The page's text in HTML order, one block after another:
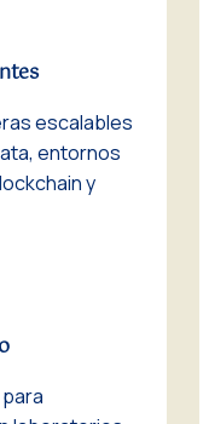
escalables
, entornos
y